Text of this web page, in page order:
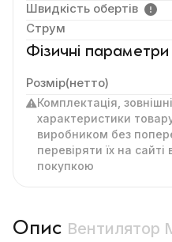
Швидкість обертів
Струм
Фізичні параметри
Розмір(нетто)
Комплектація,
характеристики
виробником без
перевіряти їх на
покупкою
Опис Вентилятор